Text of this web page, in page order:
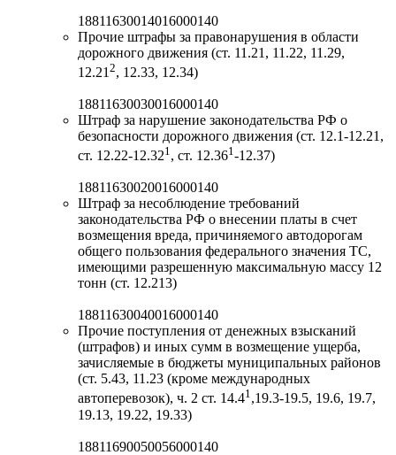
18811630014016000140
Прочие штрафы за правонарушения в области
дорожного движения (ст. 11.21, 11.22, 11.29,
12.21 2, 12.33, 12.34)
18811630030016000140
Штраф за нарушение законодательства РФ о
безопасности дорожного движения (ст. 12.1-12.21,
ст. 12.22-12.321 , ст. 12.361 -12.37)
18811630020016000140
Штраф за несоблюдение требований
законодательства РФ о внесении платы в счет
возмещения вреда, причиняемого автодорогам
общего пользования федерального значения ТС,
имеющими разрешенную максимальную массу 12
тонн (ст. 12.213)
18811630040016000140
Прочие поступления от денежных взысканий
(штрафов) и иных сумм в возмещение ущерба,
зачисляемые в бюджеты муниципальных районов
(ст. 5.43, 11.23 (кроме международных
автоперевозок), ч. 2 ст. 14.41,19.3-19.5, 19.6, 19.7,
19.13, 19.22, 19.33)
18811690050056000140